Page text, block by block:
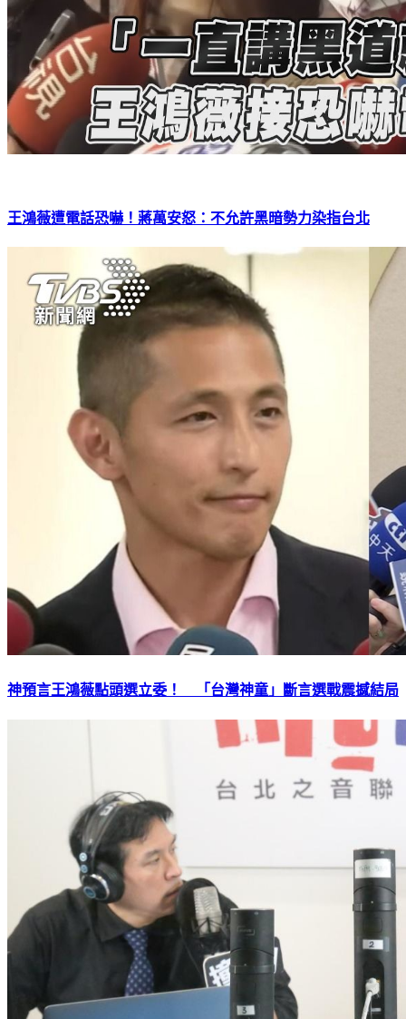
王鴻薇遭電話恐嚇！蔣萬安怒：不允許黑暗勢力染指台北
神預言王鴻薇點頭選立委！ 「台灣神童」斷言選戰震撼結局